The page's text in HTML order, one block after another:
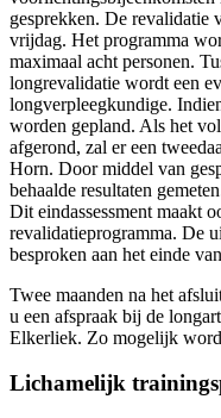
gesprekken. De revalidatie
vrijdag. Het programma
maximaal acht personen.
longrevalidatie wordt een
longverpleegkundige.
worden gepland. Als het
afgerond, zal er een
Horn. Door middel van
behaalde resultaten
Dit eindassessment maakt
revalidatieprogramma. De
besproken aan het einde
Twee maanden na het
u een afspraak bij de
Elkerliek. Zo mogelijk
Lichamelijk